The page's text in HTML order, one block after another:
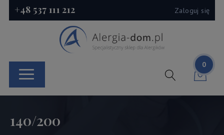
+48 537 111 212 Zaloguj się
0
140/200